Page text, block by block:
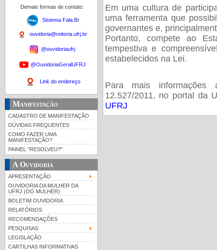
Demais formas de contato:
Sistema Fala.Br
ouvidoria@reitoria.ufrj.br
@ouvidoriaufrj
@OuvidoriaGeralUFRJ
Link do endereço
Manifestação
CADASTRO DE MANIFESTAÇÃO
DÚVIDAS FREQUENTES
COMO FAZER UMA
MANIFESTAÇÃO?
PAINEL "RESOLVEU?"
A Ouvidoria
APRESENTAÇÃO
OUVIDORIA DA MULHER DA
UFRJ (OG MULHER)
BOLETIM OUVIDORIA
RELATÓRIOS
RECOMENDAÇÕES
PESQUISAS
LEGISLAÇÃO
CARTILHAS INFORMATIVAS
Em uma cultura de
uma ferramenta que
governantes e,
Portanto, compete ao
tempestiva e
estabelecidos na Lei.
Para mais
12.527/2011, no portal da
UFRJ